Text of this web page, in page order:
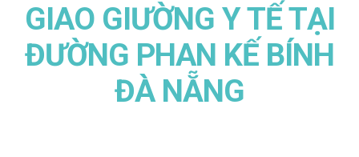
GIAO GIƯỜNG Y TẾ TẠI
ĐƯỜNG PHAN KẾ BÍNH
ĐÀ NẴNG